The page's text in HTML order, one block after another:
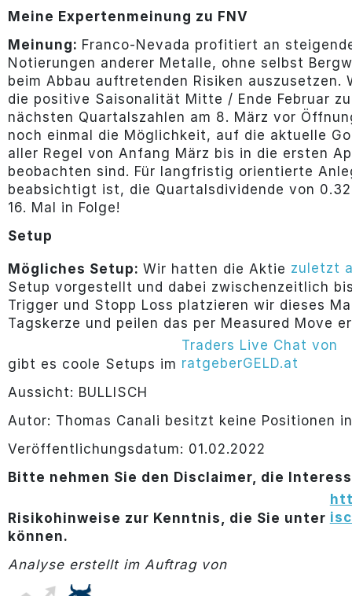
Meine Expertenmeinung zu FNV
Meinung: Franco-Nevada profitiert an
Notierungen anderer Metalle, ohne selbst
beim Abbau auftretenden Risiken
die positive Saisonalität Mitte / Ende Februar
nächsten Quartalszahlen am 8. März vor
noch einmal die Möglichkeit, auf die aktuelle
aller Regel von Anfang März bis in die ersten
beobachten sind. Für langfristig orientierte
beabsichtigt ist, die Quartalsdividende von
16. Mal in Folge!
Setup
Mögliches Setup: Wir hatten die Aktie zuletzt
Setup vorgestellt und dabei zwischenzeitlich
Trigger und Stopp Loss platzieren wir dieses
Tagskerze und peilen das per Measured Move
gibt es coole Setups im
Traders Live Chat von
ratgeberGELD.at
Aussicht: BULLISCH
Autor: Thomas Canali besitzt keine Positionen in
Veröffentlichungsdatum: 01.02.2022
Bitte nehmen Sie den Disclaimer, die
Risikohinweise zur Kenntnis, die Sie unter
können.
Analyse erstellt im Auftrag von